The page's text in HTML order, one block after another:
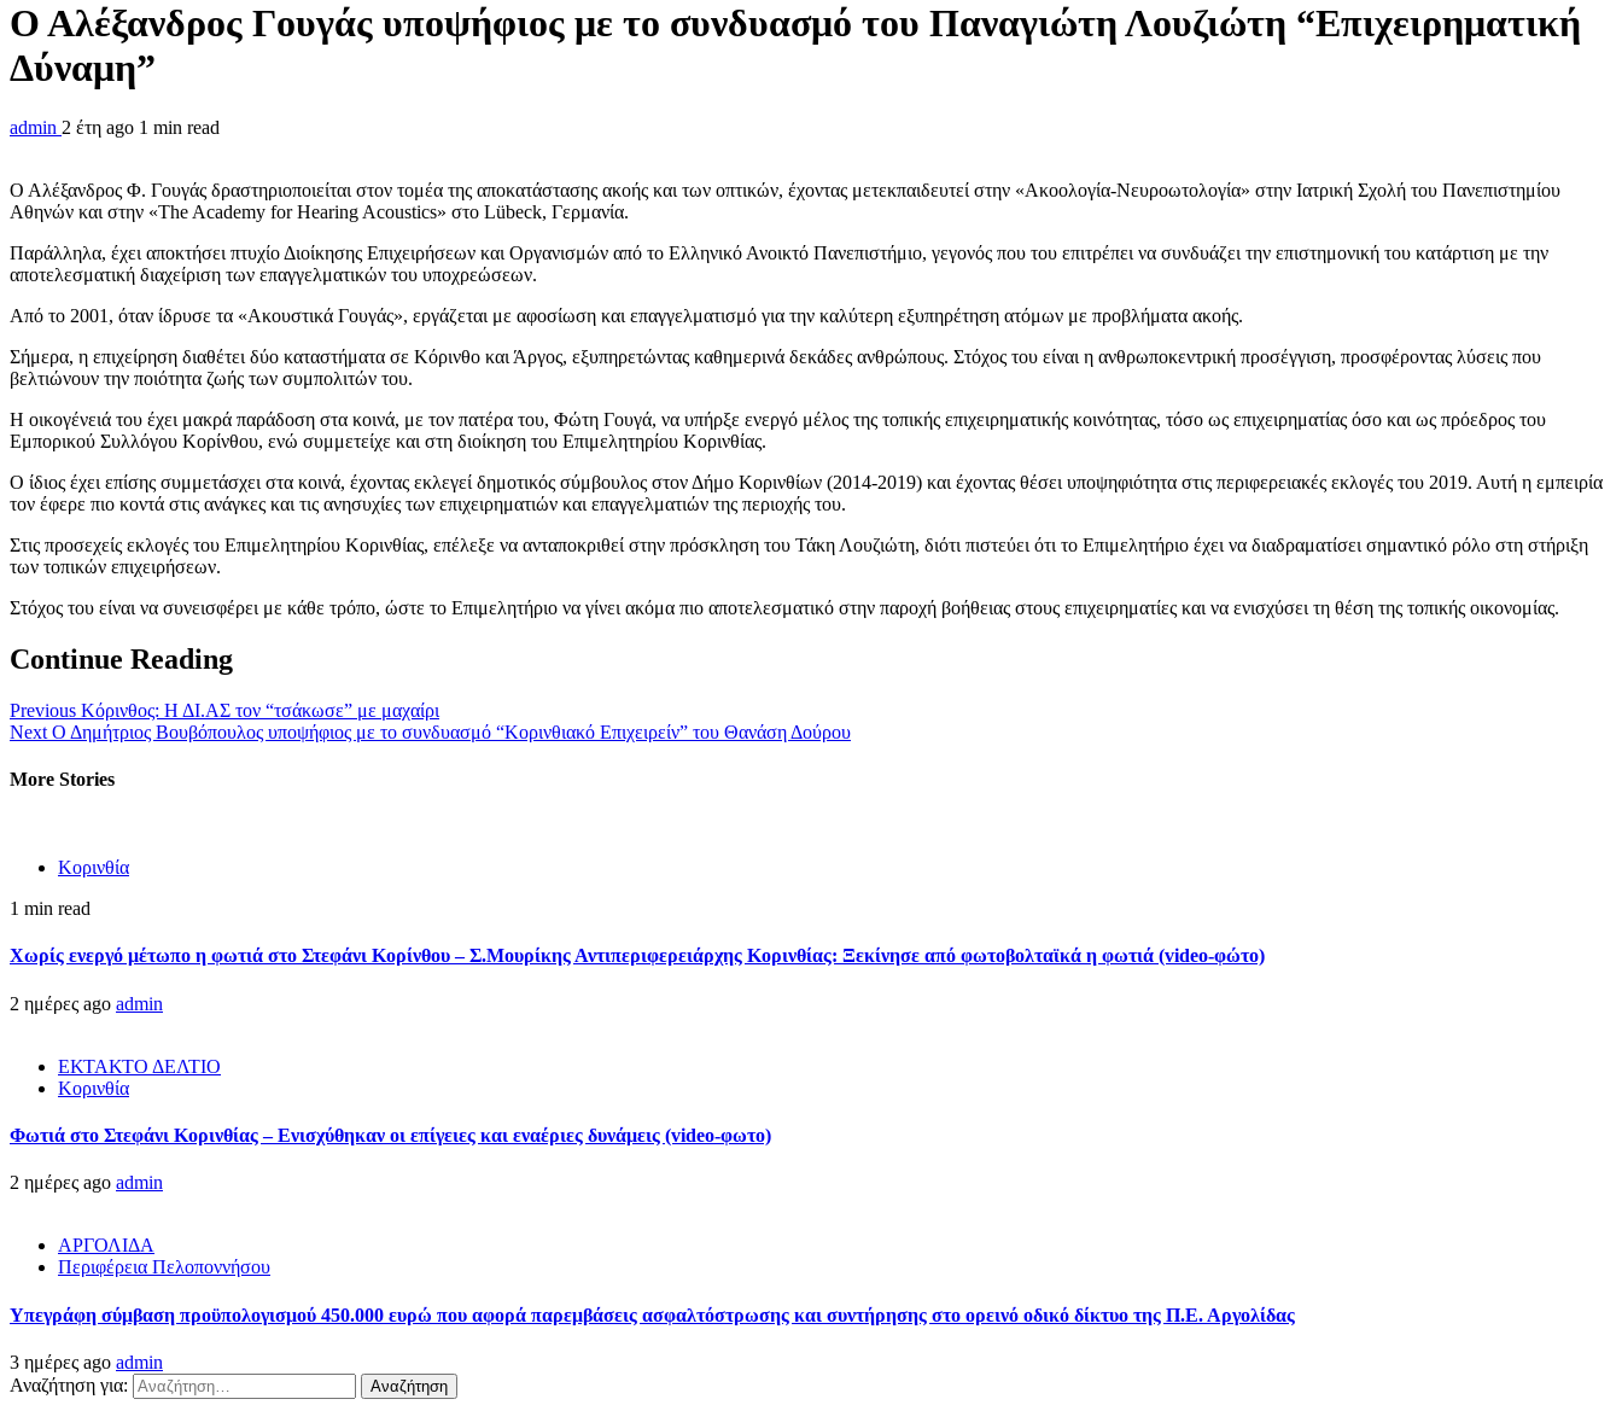
Ο Αλέξανδρος Γουγάς υποψήφιος με το συνδυασμό του Παναγιώτη Λουζιώτη “Επιχειρηματική
Δύναμη”
admin 2 έτη ago 1 min read
Ο Αλέξανδρος Φ. Γουγάς δραστηριοποιείται στον τομέα της αποκατάστασης ακοής και των οπτικών, έχοντας μετεκπαιδευτεί στην «Ακοολογία-Νευροωτολογία» στην Ιατρική Σχολή του Πανεπιστημίου
Αθηνών και στην «The Academy for Hearing Acoustics» στο Lübeck, Γερμανία.
Παράλληλα, έχει αποκτήσει πτυχίο Διοίκησης Επιχειρήσεων και Οργανισμών από το Ελληνικό Ανοικτό Πανεπιστήμιο, γεγονός που του επιτρέπει να συνδυάζει την επιστημονική του κατάρτιση με την
αποτελεσματική διαχείριση των επαγγελματικών του υποχρεώσεων.
Από το 2001, όταν ίδρυσε τα «Ακουστικά Γουγάς», εργάζεται με αφοσίωση και επαγγελματισμό για την καλύτερη εξυπηρέτηση ατόμων με προβλήματα ακοής.
Σήμερα, η επιχείρηση διαθέτει δύο καταστήματα σε Κόρινθο και Άργος, εξυπηρετώντας καθημερινά δεκάδες ανθρώπους. Στόχος του είναι η ανθρωποκεντρική προσέγγιση, προσφέροντας λύσεις που
βελτιώνουν την ποιότητα ζωής των συμπολιτών του.
Η οικογένειά του έχει μακρά παράδοση στα κοινά, με τον πατέρα του, Φώτη Γουγά, να υπήρξε ενεργό μέλος της τοπικής επιχειρηματικής κοινότητας, τόσο ως επιχειρηματίας όσο και ως πρόεδρος του
Εμπορικού Συλλόγου Κορίνθου, ενώ συμμετείχε και στη διοίκηση του Επιμελητηρίου Κορινθίας.
Ο ίδιος έχει επίσης συμμετάσχει στα κοινά, έχοντας εκλεγεί δημοτικός σύμβουλος στον Δήμο Κορινθίων (2014-2019) και έχοντας θέσει υποψηφιότητα στις περιφερειακές εκλογές του 2019. Αυτή η εμπειρία
τον έφερε πιο κοντά στις ανάγκες και τις ανησυχίες των επιχειρηματιών και επαγγελματιών της περιοχής του.
Στις προσεχείς εκλογές του Επιμελητηρίου Κορινθίας, επέλεξε να ανταποκριθεί στην πρόσκληση του Τάκη Λουζιώτη, διότι πιστεύει ότι το Επιμελητήριο έχει να διαδραματίσει σημαντικό ρόλο στη στήριξη
των τοπικών επιχειρήσεων.
Στόχος του είναι να συνεισφέρει με κάθε τρόπο, ώστε το Επιμελητήριο να γίνει ακόμα πιο αποτελεσματικό στην παροχή βοήθειας στους επιχειρηματίες και να ενισχύσει τη θέση της τοπικής οικονομίας.
Continue Reading
Previous Κόρινθος: Η ΔΙ.ΑΣ τον “τσάκωσε” με μαχαίρι
Next Ο Δημήτριος Βουβόπουλος υποψήφιος με το συνδυασμό “Κορινθιακό Επιχειρείν” του Θανάση Δούρου
More Stories
Κορινθία
1 min read
Χωρίς ενεργό μέτωπο η φωτιά στο Στεφάνι Κορίνθου – Σ.Μουρίκης Αντιπεριφερειάρχης Κορινθίας: Ξεκίνησε από φωτοβολταϊκά η φωτιά (video-φώτο)
2 ημέρες ago admin
ΕΚΤΑΚΤΟ ΔΕΛΤΙΟ
Κορινθία
Φωτιά στο Στεφάνι Κορινθίας – Ενισχύθηκαν οι επίγειες και εναέριες δυνάμεις (video-φωτο)
2 ημέρες ago admin
ΑΡΓΟΛΙΔΑ
Περιφέρεια Πελοποννήσου
Υπεγράφη σύμβαση προϋπολογισμού 450.000 ευρώ που αφορά παρεμβάσεις ασφαλτόστρωσης και συντήρησης στο ορεινό οδικό δίκτυο της Π.Ε. Αργολίδας
3 ημέρες ago admin
Αναζήτηση για: